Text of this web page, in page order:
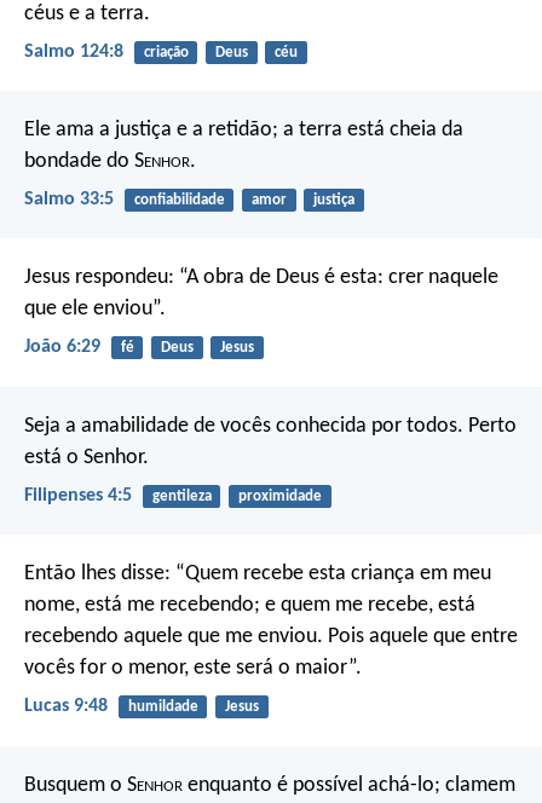
céus e a terra.
Salmo 124:8 criação Deus céu
Ele ama a justiça e a retidão; a terra está cheia da
bondade do Senhor.
Salmo 33:5 confiabilidade amor justiça
Jesus respondeu: “A obra de Deus é esta: crer naquele
que ele enviou”.
João 6:29 fé Deus Jesus
Seja a amabilidade de vocês conhecida por todos. Perto
está o Senhor.
Filipenses 4:5 gentileza proximidade
Então lhes disse: “Quem recebe esta criança em meu
nome, está me recebendo; e quem me recebe, está
recebendo aquele que me enviou. Pois aquele que entre
vocês for o menor, este será o maior”.
Lucas 9:48 humildade Jesus
Busquem o Senhor enquanto é possível achá-lo; clamem